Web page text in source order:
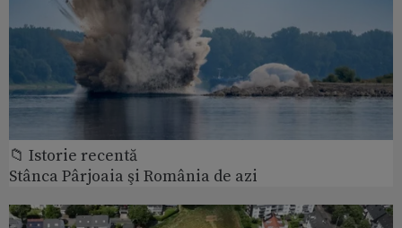
📁 Istorie recentă
Stânca Pârjoaia şi România de azi